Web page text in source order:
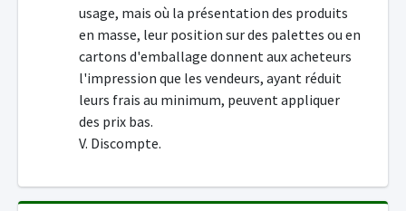
usage, mais où la présentation des produits
en masse, leur position sur des palettes ou en
cartons d'emballage donnent aux acheteurs
l'impression que les vendeurs, ayant réduit
leurs frais au minimum, peuvent appliquer
des prix bas.
V. Discompte.